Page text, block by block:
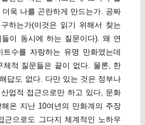
욱 나를 곤란하게 만드는가. 공짜
하는가(이것은 읽기 위해서 찾는
이 동시에 하는 질문이다). 왜 연
수를 자랑하는 유명 만화였는데
체적 질문들은 끝이 없다. 물론, 한
답도 없다. 다만 있는 것은 정부나
업적 접근으로만 하고 있다, 문화
온 지난 10여년의 만화계의 주장
으로도 그다지 체계적인 노하우